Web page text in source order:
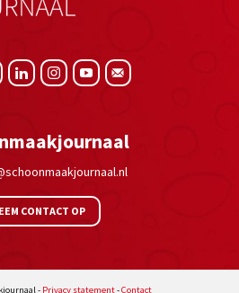
CONTACT OP
- Privacy statement-Contact